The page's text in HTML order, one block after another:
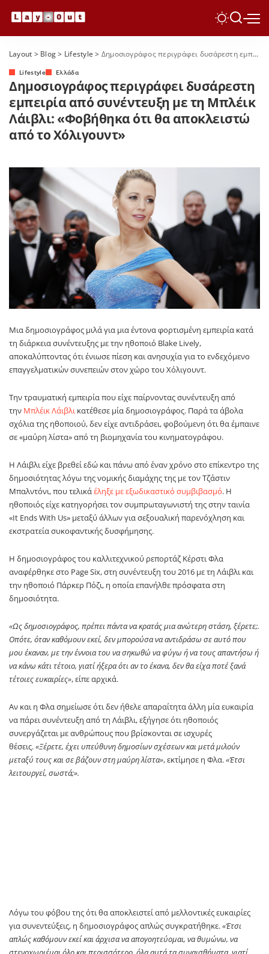
Layout > Blog> Lifestyle > Δημοσιογράφος περιγράφει δυσάρεστη εμπειρία από συνέντευξη με τη Μπλέικ Λάιβλι: «Φοβήθηκα ότι θα αποκλειστώ από το Χόλιγουντ»
Lifestyle Ελλάδα
Δημοσιογράφος περιγράφει δυσάρεστη
εμπειρία από συνέντευξη με τη Μπλέικ
Λάιβλι: «Φοβήθηκα ότι θα αποκλειστώ
από το Χόλιγουντ»
Μια δημοσιογράφος μιλά για μια έντονα φορτισμένη εμπειρία κατά
τη διάρκεια συνέντευξης με την ηθοποιό Blake Lively,
αποκαλύπτοντας ότι ένιωσε πίεση και ανησυχία για το ενδεχόμενο
επαγγελματικών συνεπειών στον χώρο του Χόλιγουντ.
Την τραυματική εμπειρία που είχε παίρνοντας συνέντευξη από
την Μπλέικ Λάιβλικατέθεσε μία δημοσιογράφος. Παρά τα άβολα
σχόλια της ηθοποιού, δεν είχε αντιδράσει, φοβούμενη ότι θα έμπαινε
σε «μαύρη λίστα» από τη βιομηχανία του κινηματογράφου.
H Λάιβλι είχε βρεθεί εδώ και πάνω από έναν χρόνο στο επίκεντρο της
δημοσιότητας λόγω της νομικής διαμάχης της με τον Τζάστιν
Μπαλντόνι, που τελικάέληξε με εξωδικαστικό συμβιβασμό. Η
ηθοποιός είχε κατηγορήσει τον συμπρωταγωνιστή της στην ταινία
«It Ends With Us» μεταξύ άλλων για σεξουαλική παρενόχληση και
εκστρατεία συκοφαντικής δυσφήμησης.
Η δημοσιογράφος του καλλιτεχνικού ρεπορτάζ Κέρστι Φλα
αναφέρθηκε στο Page Six, στη συνέντευξη του 2016 με τη Λάιβλι και
την ηθοποιό Πάρκερ Πόζι, η οποία επανήλθε πρόσφατα στη
δημοσιότητα.
«Ως δημοσιογράφος, πρέπει πάντα να κρατάς μια ανώτερη στάση, ξέρετε;.
Οπότε, όταν καθόμουν εκεί, δεν μπορούσα να αντιδράσω σε αυτό που
μου έκαναν, με την έννοια του να σηκωθώ να φύγω ή να τους απαντήσω ή
να κάνω κάτι τέτοιο, γιατί ήξερα ότι αν το έκανα, δεν θα είχα ποτέ ξανά
τέτοιες ευκαιρίες», είπε αρχικά.
Αν και η Φλα σημείωσε ότι δεν ήθελε απαραίτητα άλλη μία ευκαιρία
να πάρει συνέντευξη από τη Λάιβλι, εξήγησε ότι ηθοποιός
συνεργάζεται με ανθρώπους που βρίσκονται σε ισχυρές
θέσεις.«Ξέρετε, έχει υπεύθυνη δημοσίων σχέσεων και μετά μιλούν
μεταξύ τους και σε βάζουν στη μαύρη λίστα», εκτίμησε η Φλα.«Έτσι
λειτουργεί, σωστά;».
Λόγω του φόβου της ότι θα αποκλειστεί από μελλοντικές ευκαιρίες
για συνεντεύξεις, η δημοσιογράφος απλώς συγκρατήθηκε.«Έτσι
απλώς καθόμουν εκεί και άρχισα να απογοητεύομαι, να θυμώνω, να